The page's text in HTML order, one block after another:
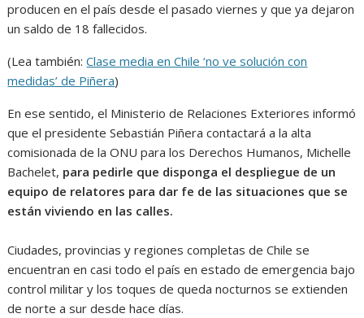
producen en el país desde el pasado viernes y que ya dejaron
un saldo de 18 fallecidos.
(Lea también:Clase media en Chile ‘no ve solución con
medidas’ de Piñera)
En ese sentido, el Ministerio de Relaciones Exteriores informó
que el presidente Sebastián Piñera contactará a la alta
comisionada de la ONU para los Derechos Humanos, Michelle
Bachelet, para pedirle que disponga el despliegue de un
equipo de relatores para dar fe de las situaciones que se
están viviendo en las calles.
Ciudades, provincias y regiones completas de Chile se
encuentran en casi todo el país en estado de emergencia bajo
control militar y los toques de queda nocturnos se extienden
de norte a sur desde hace días.